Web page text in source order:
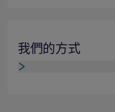
我們的方式